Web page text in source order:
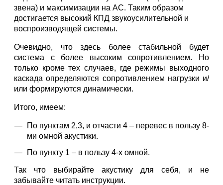
звена) и максимизации на АС. Таким образом
достигается высокий КПД звукоусилительной и
воспроизводящей системы.
Очевидно, что здесь более стабильной будет
система с более высоким сопротивлением. Но
только кроме тех случаев, где режимы выходного
каскада определяются сопротивлением нагрузки и/
или формируются динамически.
Итого, имеем:
По пунктам 2,3, и отчасти 4 – перевес в пользу 8-
ми омной акустики.
По пункту 1 – в пользу 4-х омной.
Так что выбирайте акустику для себя, и не
забывайте читать инструкции.